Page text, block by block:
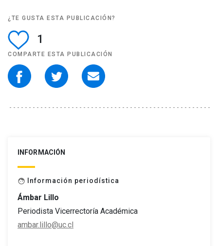
¿TE GUSTA ESTA PUBLICACIÓN?
1
COMPARTE ESTA PUBLICACIÓN
INFORMACIÓN
face Información periodística
Ámbar Lillo
Periodista Vicerrectoría Académica
ambar.lillo@uc.cl